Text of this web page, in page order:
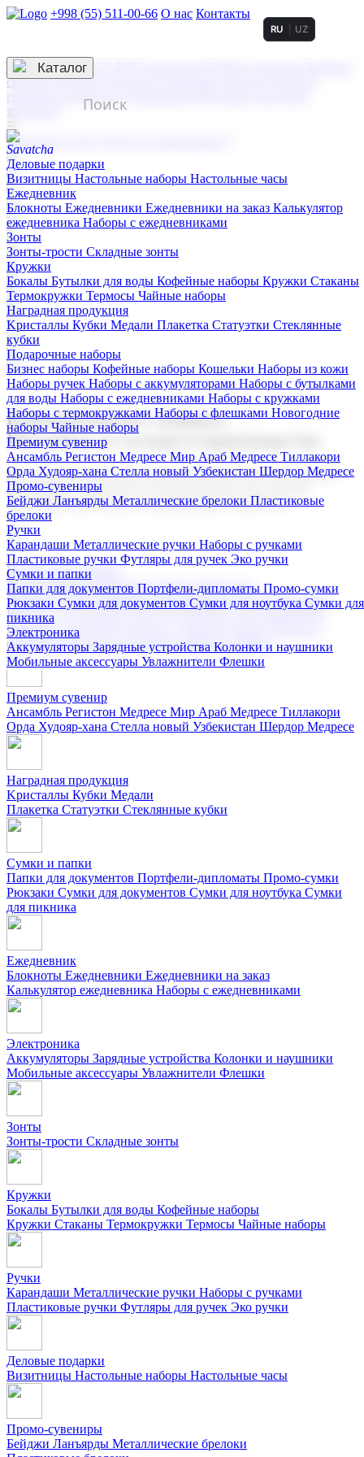
+998 (55) 511-00-66 О нас Контакты
3D гравировка
смолой (Doming)
гравировка твердая
тиснение
RU UZ
☰
Контакты
Каталог
Деловые подарки
Визитницы Настольные наборы Настольные часы
Ежедневник
Блокноты Ежедневники Ежедневники на заказ Калькулятор
ежедневника Наборы с ежедневниками
Зонты
Зонты-трости Складные зонты
Кружки
Бокалы Бутылки для воды Кофейные наборы Кружки Стаканы
Термокружки Термосы Чайные наборы
Наградная продукция
Kристаллы Кубки Медали Плакетка Статуэтки Стеклянные
кубки
Подарочные наборы
Бизнес наборы Кофейные наборы Кошельки Наборы из кожи
Наборы ручек Наборы с аккумуляторами Наборы с бутылками
для воды Наборы с ежедневниками Наборы с кружками
Наборы с термокружками Наборы с флешками Новогодние
наборы Чайные наборы
Премиум сувенир
Ансамбль Регистон Медресе Мир Араб Медресе Тиллакори
Орда Худояр-хана Стелла новый Узбекистан Шердор Медресе
Промо-сувениры
Бейджи Ланъярды Металлические брелоки Пластиковые
брелоки
Ручки
Карандаши Металлические ручки Наборы с ручками
Пластиковые ручки Футляры для ручек Эко ручки
Сумки и папки
Папки для документов Портфели-дипломаты Промо-сумки
Рюкзаки Сумки для документов Сумки для ноутбука Сумки для
пикника
Электроника
Аккумуляторы Зарядные устройства Колонки и наушники
Мобильные аксессуары Увлажнители Флешки
Корпоративные подарки
Поставка со склада и производство
Мы предлагаем широкий выбор корпоративных подарков и
сувениров с логотипом. В нашем каталоге вы найдете
продукцию для бизнеса, мероприятия и клиентов.
Подарочные наборы
Бизнес наборыКофейные наборы Кошельки
Наборы из кожиНаборы ручекНаборы с аккумуляторами
Наборы с бутылками для воды
Наборы с ежедневниками
Наборы с кружками
флешкамиНовогодние наборыЧайные наборы
Премиум сувенир
Ансамбль Регистон Медресе Мир Араб Медресе Тиллакори
Орда Худояр-хана Стелла новый Узбекистан Шердор Медресе
Наградная продукция
Kристаллы Кубки Медали
Плакетка Статуэтки Стеклянные кубки
Сумки и папки
Папки для документов Портфели-дипломаты Промо-сумки
Рюкзаки Сумки для документов Сумки для ноутбука Сумки
для пикника
Ежедневник
Блокноты Ежедневники Ежедневники на заказ
Калькулятор ежедневника Наборы с ежедневниками
Электроника
Аккумуляторы Зарядные устройства Колонки и наушники
Мобильные аксессуары Увлажнители Флешки
Зонты
Зонты-трости Складные зонты
Кружки
Бокалы Бутылки для воды Кофейные наборы
Кружки Стаканы Термокружки Термосы Чайные наборы
Ручки
Карандаши Металлические ручки Наборы с ручками
Пластиковые ручки Футляры для ручек Эко ручки
Деловые подарки
Визитницы Настольные наборы Настольные часы
Промо-сувениры
Бейджи Ланъярды Металлические брелоки